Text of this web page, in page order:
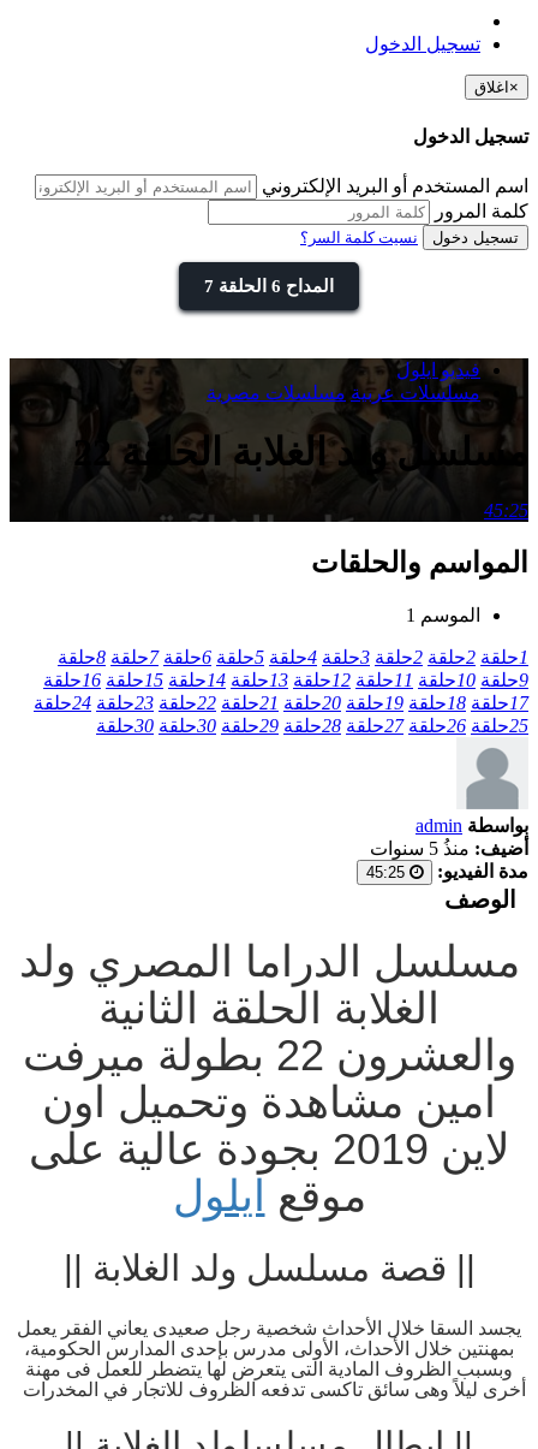
تسجيل الدخول
× اغلاق
تسجيل الدخول
اسم المستخدم أو البريد الإلكتروني
كلمة المرور
تسجيل دخول نسيت كلمة السر؟
المداح 6 الحلقة 7
فيديو ايلول
مسلسلات عربية مسلسلات مصرية
مسلسل ولد الغلابة الحلقة 22
45:25
المواسم والحلقات
الموسم 1
1حلقة 2حلقة 2حلقة 3حلقة 4حلقة 5حلقة 6حلقة 7حلقة 8حلقة
9حلقة 10حلقة 11حلقة 12حلقة 13حلقة 14حلقة 15حلقة 16حلقة
17حلقة 18حلقة 19حلقة 20حلقة 21حلقة 22حلقة 23حلقة 24حلقة
25حلقة 26حلقة 27حلقة 28حلقة 29حلقة 30حلقة 30حلقة
بواسطة admin
أضيف: منذُ 5 سنوات
مدة الفيديو:
الوصف
مسلسل الدراما المصري ولد
الغلابة الحلقة الثانية
والعشرون 22 بطولة ميرفت
امين مشاهدة وتحميل اون
لاين 2019 بجودة عالية على
موقع
ايلول
|| قصة مسلسل ولد الغلابة ||
يجسد السقا خلال الأحداث شخصية رجل صعيدى يعاني الفقر يعمل
بمهنتين خلال الأحداث، الأولى مدرس بإحدى المدارس الحكومية،
وبسبب الظروف المادية التى يتعرض لها يتضطر للعمل فى مهنة
أخرى ليلاً وهى سائق تاكسى تدفعه الظروف للاتجار في المخدرات